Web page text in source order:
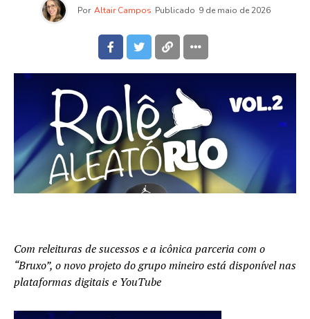
Por Altair Campos Publicado 9 de maio de 2026
Com releituras de sucessos e a icônica parceria com o
“Bruxo”, o novo projeto do grupo mineiro está disponível nas
plataformas digitais e YouTube